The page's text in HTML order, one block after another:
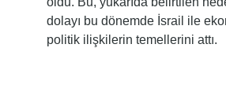
dolayı bu dönemde İsrail ile
politik ilişkilerin temellerini attı.